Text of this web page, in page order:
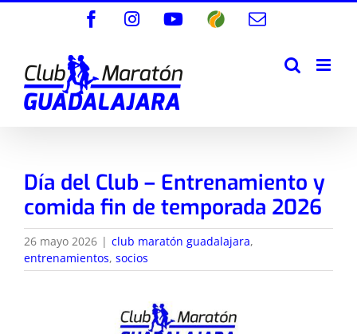
FacebookInstagramYouTube
WikilocCorreo
Día del Club – Entrenamiento y
comida fin de temporada 2026
26 mayo 2026 | club maratón guadalajara,
entrenamientos, socios